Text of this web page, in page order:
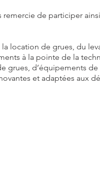
de participer
location de grues, du
à la pointe de la
grues, d’équipements
et adaptées aux